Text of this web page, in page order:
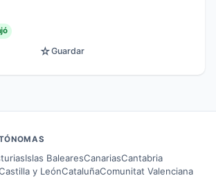
☆Guardar
Islas BalearesCanariasCantabria
y LeónCataluñaComunitat Valenciana